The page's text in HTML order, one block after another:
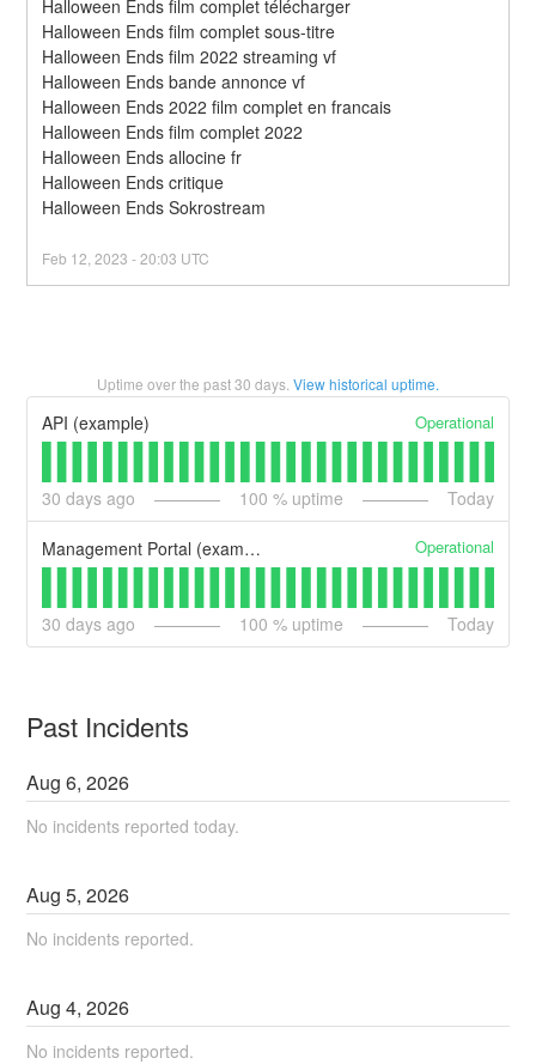
Halloween Ends film complet télécharger
Halloween Ends film complet sous-titre
Halloween Ends film 2022 streaming vf
Halloween Ends bande annonce vf
Halloween Ends 2022 film complet en francais
Halloween Ends film complet 2022
Halloween Ends allocine fr
Halloween Ends critique
Halloween Ends Sokrostream
Feb 12 ,2023 -20:03 UTC
Uptime over the past30 days. View historical uptime.
API (example) Operational
30 days ago 100 % uptime Today
Management Portal (example) Operational
30 days ago 100 % uptime Today
Past Incidents
Aug6,2026
No incidents reported today.
Aug5,2026
No incidents reported.
Aug4,2026
No incidents reported.